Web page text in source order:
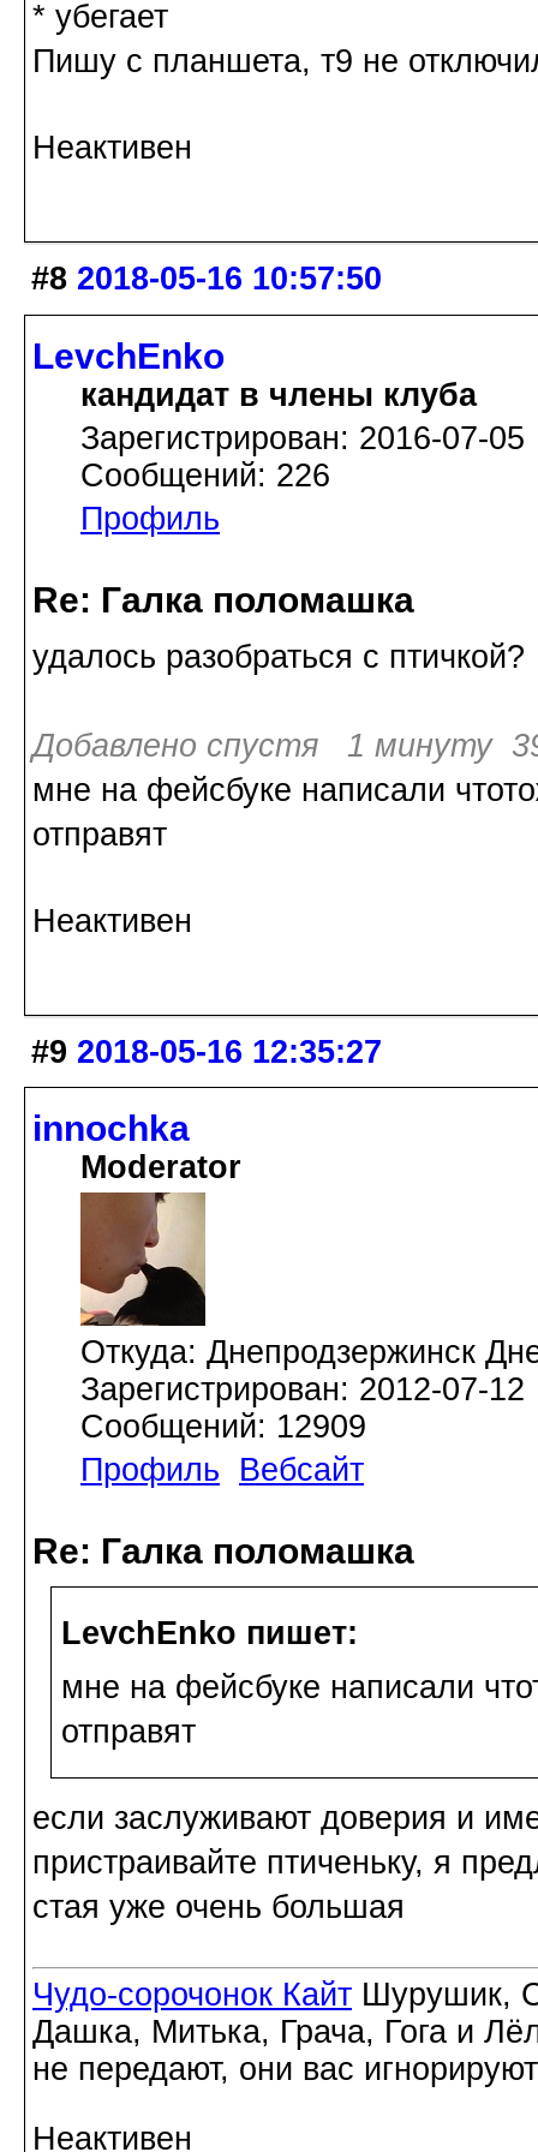
* убегает
Пишу с планшета, т9 не
Неактивен
#8 2018-05-16 10:57:50
LevchEnko
кандидат в члены клуба
Зарегистрирован: 2016-07-05
Сообщений: 226
Профиль
Re: Галка поломашка
удалось разобраться с птичкой?
Добавлено спустя 1 минуту
мне на фейсбуке написали
отправят
Неактивен
#9 2018-05-16 12:35:27
innochka
Moderator
Откуда: Днепродзержинск
Зарегистрирован: 2012-07-12
Сообщений: 12909
Профиль
Вебсайт
Re: Галка поломашка
LevchEnko пишет:
мне на фейсбуке написали
отправят
если заслуживают доверия и
пристраивайте птиченьку, я
стая уже очень большая
Чудо-сорочонок Кайт Шурушик,
Дашка, Митька, Грача, Гога и
не передают, они вас игнорируют
Неактивен